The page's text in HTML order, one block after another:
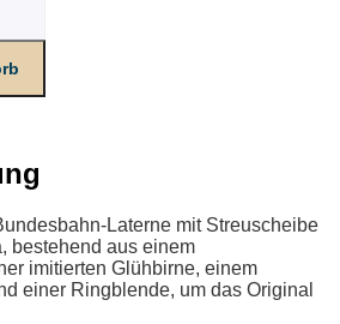
Laterne mit Streuscheibe
bestehend aus einem
imitierten Glühbirne, einem
einer Ringblende, um das Original